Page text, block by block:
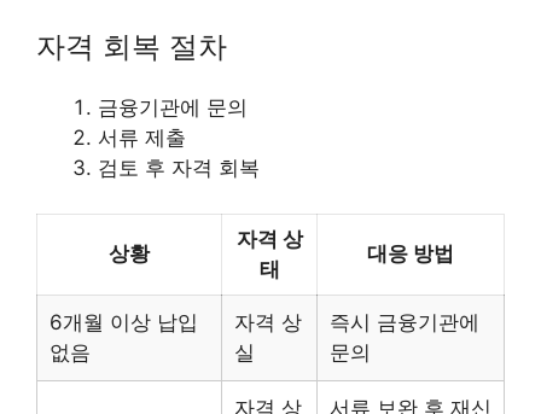
자격 회복 절차
금융기관에 문의
서류 제출
검토 후 자격 회복
상황
자격 상
태
대응 방법
6개월 이상 납입
없음
자격 상
실
즉시 금융기관에
문의
자격 상 서류 보완 후 재신